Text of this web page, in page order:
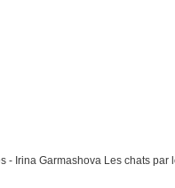
- Irina Garmashova Les chats par